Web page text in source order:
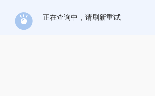
正在查询中，请刷新重试